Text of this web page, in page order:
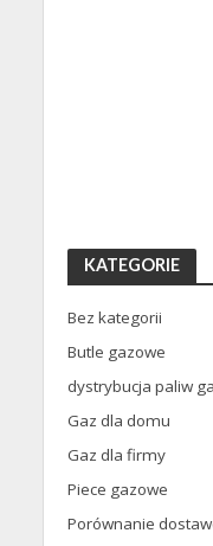
KATEGORIE
Bez kategorii
Butle gazowe
dystrybucja paliw
Gaz dla domu
Gaz dla firmy
Piece gazowe
Porównanie